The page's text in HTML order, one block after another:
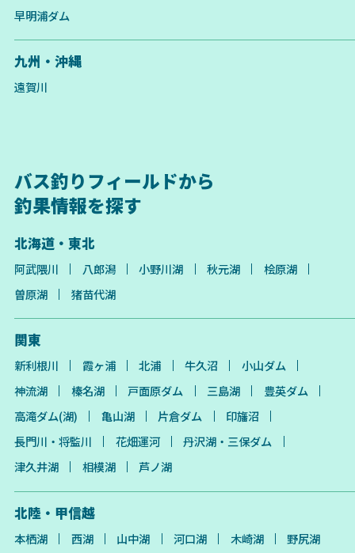
早明浦ダム
九州・沖縄
遠賀川
バス釣りフィールドから
釣果情報を探す
北海道・東北
阿武隈川 八郎潟 小野川湖 秋元湖
桧原湖
曽原湖
猪苗代湖
関東
新利根川 霞ヶ浦 北浦 牛久沼
小山ダム
神流湖
榛名湖 戸面原ダム 三島湖
豊英ダム
高滝ダム(湖)
亀山湖 片倉ダム
印旛沼
長門川・将監川
花畑運河
丹沢湖・三保ダム
津久井湖
相模湖 芦ノ湖
北陸・甲信越
本栖湖 西湖 山中湖 河口湖 木崎湖 野尻湖